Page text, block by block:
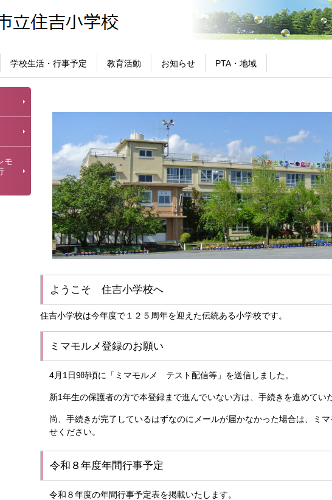
学校生活・行事予定 教育活動 お知らせ PTA・地域
モ
ようこそ 住吉小学校へ
住吉小学校は今年度で１２５周年を迎えた伝統ある小学校です。
ミマモルメ登録のお願い
4月1日9時頃に「ミマモルメ テスト配信等」を送信しました。
新1年生の保護者の方で本登録まで進んでいない方は、手続きを進めてい
尚、手続きが完了しているはずなのにメールが届かなかった場合は、ミ
せください。
令和８年度年間行事予定
令和８年度の年間行事予定表を掲載いたします。